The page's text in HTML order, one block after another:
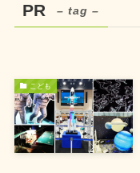
PR – tag –
こども